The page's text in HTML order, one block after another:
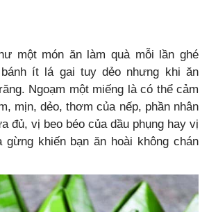
một món ăn làm quà mỗi lần ghé
ít lá gai tuy dẻo nhưng khi ăn
Ngoạm một miếng là có thể cảm
mịn, dẻo, thơm của nếp, phần nhân
đủ, vị beo béo của dầu phụng hay vị
gừng khiến bạn ăn hoài không chán